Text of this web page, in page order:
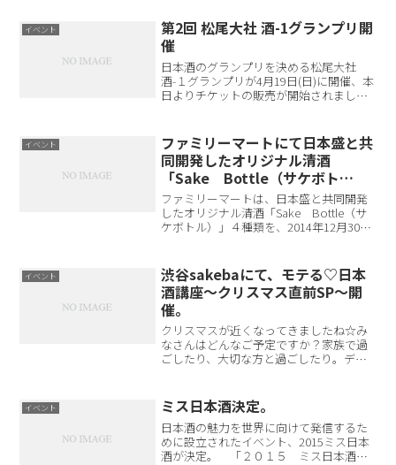
せる。第１弾は、福島大生のアイデアを
商品化した「親子の二十歳...
イベント
第2回 松尾大社 酒-1グランプリ開
催
日本酒のグランプリを決める松尾大社
酒-１グランプリが4月19日(日)に開催、本
日よりチケットの販売が開始されまし
ら様々な日本酒が楽しめるイベントとな
っています。参加蔵...
イベント
ファミリーマートにて日本盛と共
同開発したオリジナル清酒
「Sake Bottle（サケボト
ル）」発売。
ファミリーマートは、日本盛と共同開発
したオリジナル清酒「Sake Bottle（サ
ケボトル）」４種類を、2014年12月30日
しみ頂ける日本酒」をコンセプトに、定
番の上...
イベント
渋谷sakebaにて、モテる♡日本
酒講座～クリスマス直前SP〜開
催。
クリスマスが近くなってきましたね☆み
なさんはどんなご予定ですか？家族で過
ごしたり、大切な方と過ごしたり。デー
ひとつに、バーなんていかがでしょう。
ちょっとハードルが高いか...
イベント ミス日本酒決定。
日本酒の魅力を世界に向けて発信するた
めに設立されたイベント、2015ミス日本
酒が決定。 「２０１５ ミス日本酒」